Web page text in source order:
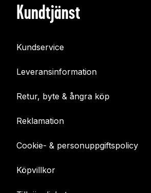
Kundtjänst
Kundservice
Leveransinformation
Retur, byte & ångra köp
Reklamation
Cookie- & personuppgiftspolicy
Köpvillkor